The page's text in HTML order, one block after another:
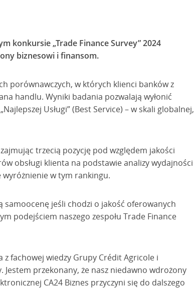
konkursie „Trade Finance Survey” 2024
biznesowi i finansom.
porównawczych, w których klienci banków z
handlu. Wyniki badania pozwalają wyłonić
Usługi” (Best Service) – w skali globalnej,
trzecią pozycję pod względem jakości
obsługi klienta na podstawie analizy wydajności
wyróżnienie w tym rankingu.
samoocenę jeśli chodzi o jakość oferowanych
podejściem naszego zespołu Trade Finance
fachowej wiedzy Grupy Crédit Agricole i
przekonany, że nasz niedawno wdrożony
CA24 Biznes przyczyni się do dalszego